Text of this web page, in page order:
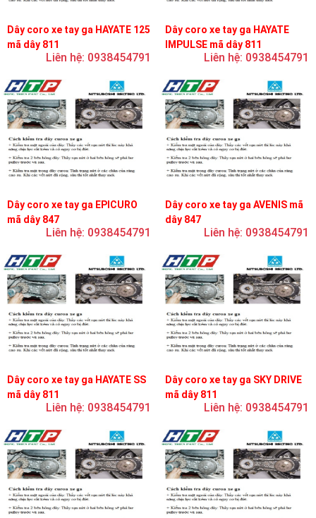
Dây coro xe tay ga HAYATE 125
mã dây 811
Liên hệ: 0938454791
Dây coro xe tay ga HAYATE
IMPULSE mã dây 811
Liên hệ: 0938454791
Dây coro xe tay ga EPICURO
mã dây 847
Liên hệ: 0938454791
Dây coro xe tay ga AVENIS mã
dây 847
Liên hệ: 0938454791
Dây coro xe tay ga HAYATE SS
mã dây 811
Liên hệ: 0938454791
Dây coro xe tay ga SKY DRIVE
mã dây 811
Liên hệ: 0938454791